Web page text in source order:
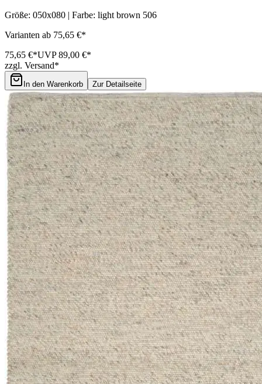
Größe: 050x080 | Farbe: light brown 506
Varianten ab 75,65 €*
75,65 €*UVP 89,00 €*
zzgl. Versand*
In den Warenkorb Zur Detailseite